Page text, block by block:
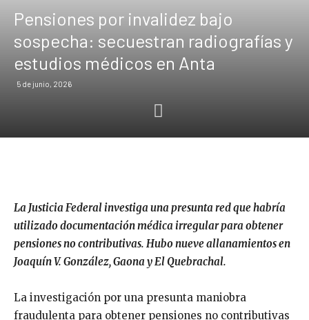
Pensiones por invalidez bajo
sospecha: secuestran radiografías y
estudios médicos en Anta
5 de junio, 2026
La Justicia Federal investiga una presunta red que habría
utilizado documentación médica irregular para obtener
pensiones no contributivas. Hubo nueve allanamientos en
Joaquín V. González, Gaona y El Quebrachal.
La investigación por una presunta maniobra
fraudulenta para obtener pensiones no contributivas